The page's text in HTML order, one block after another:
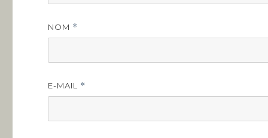
NOM *
E-MAIL *